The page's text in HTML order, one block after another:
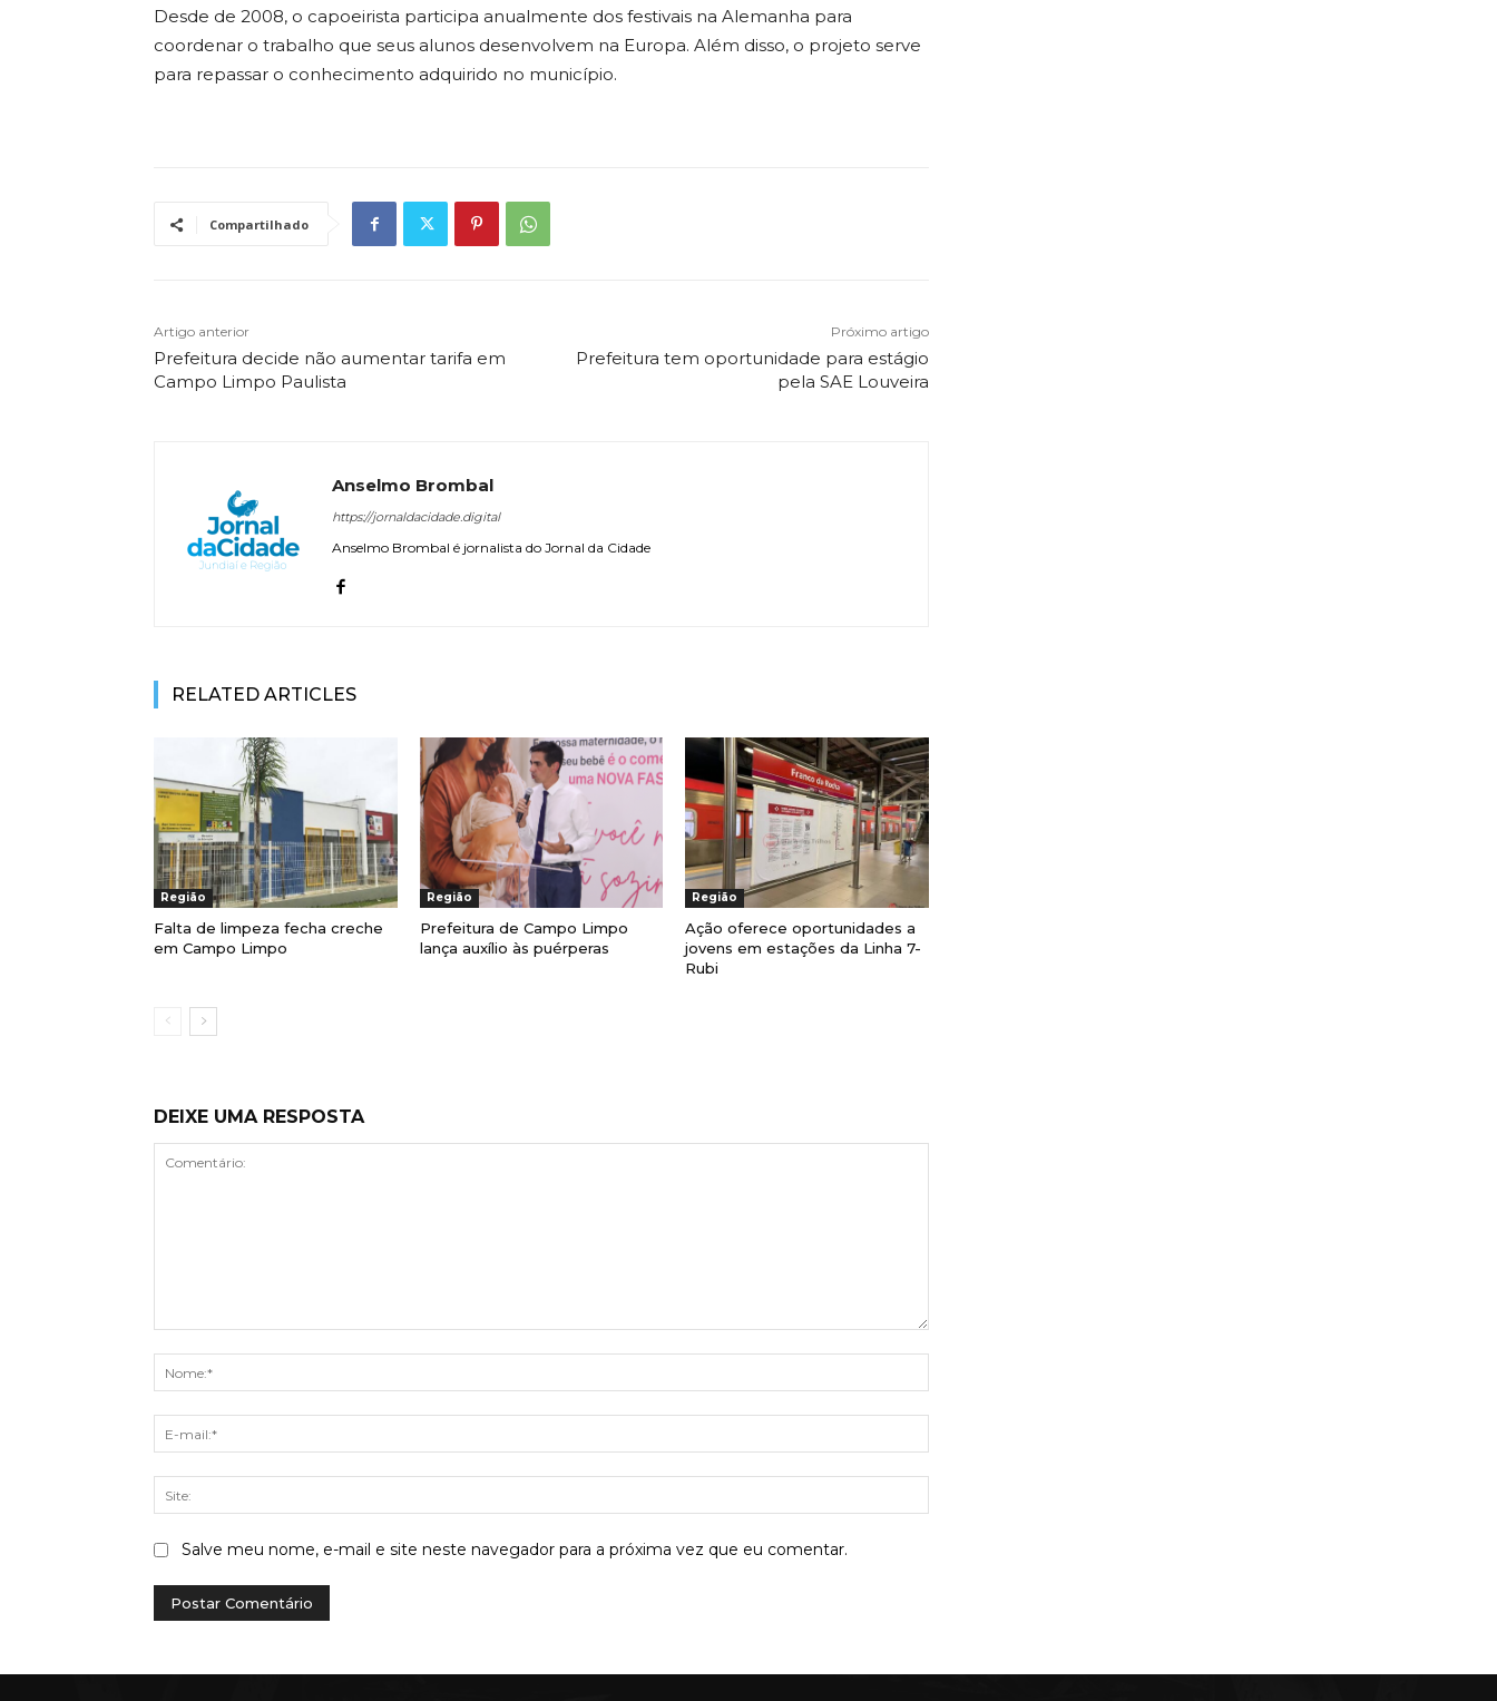
Desde de 2008, o capoeirista participa anualmente dos festivais na Alemanha para
coordenar o trabalho que seus alunos desenvolvem na Europa. Além disso, o projeto serve
para repassar o conhecimento adquirido no município.
Compartilhado
Artigo anterior
Prefeitura decide não aumentar tarifa em
Campo Limpo Paulista
Próximo artigo
Prefeitura tem oportunidade para estágio
pela SAE Louveira
Anselmo Brombal
https://jornaldacidade.digital
Anselmo Brombal é jornalista do Jornal da Cidade
RELATED ARTICLES
Região
Falta de limpeza fecha creche
em Campo Limpo
Região
Prefeitura de Campo Limpo
lança auxílio às puérperas
Região
Ação oferece oportunidades a
jovens em estações da Linha 7-
Rubi
DEIXE UMA RESPOSTA
mail:*
Salve meu nome, e-mail e site neste navegador para a próxima vez que eu comentar.